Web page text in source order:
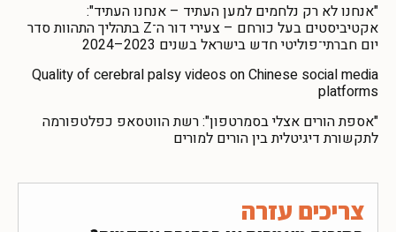
"אנחנו לא רק נלחמים למען העתיד – אנחנו העתיד":
אקטיביסטים בעל כורחם – צעירי דור ה־Z בתהליך התהוות סדר
יום חברתי־פוליטי חדש בישראל בשנים 2023–2024
Quality of cerebral palsy videos on Chinese social media
platforms
"אספת הורים אצלי בסמרטפון": רשת הווטסאפ כפלטפורמה
לתקשורת דיגיטלית בין הורים למורים
צריכים עזרה